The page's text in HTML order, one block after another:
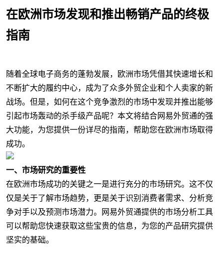
在欧洲市场发现和推出畅销产品的终极
指南
随着全球电子商务的蓬勃发展，欧洲市场凭借其快速增长和
不断扩大的履约中心，成为了众多外贸企业和个人卖家的新
战场。但是，如何在这个竞争激烈的市场中发现并推出能够
引起市场轰动的杀手级产品呢？本文将结合网易外贸通的强
大功能，为您提供一份详尽的指南，帮助您在欧洲市场取得
成功。
一、市场研究的重要性
在欧洲市场成功的关键之一是进行充分的市场研究。这不仅
仅是关于了解市场趋势，更是关于识别消费者需求、分析竞
争对手以及预测市场潜力。网易外贸通提供的市场分析工具
可以帮助您快速获取这些宝贵的信息，为您的产品研究提供
坚实的基础。